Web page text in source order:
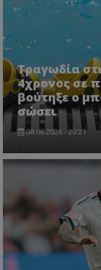
Τραγωδία
4χρονος σε
βούτηξε ο
σώσει
08.08.2026 - 20:21